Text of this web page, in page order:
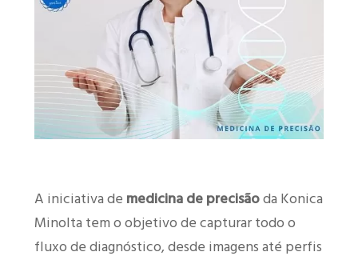
A iniciativa de medicina de precisãoda Konica
Minolta tem o objetivo de capturar todo o
fluxo de diagnóstico, desde imagens até perfis